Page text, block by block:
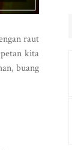
raut
kita
buang